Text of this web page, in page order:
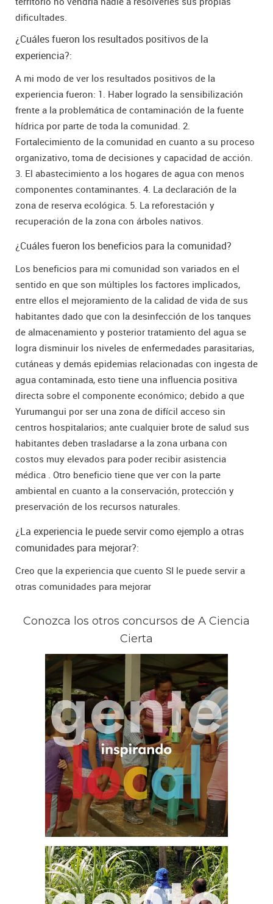
dificultades.
¿Cuáles fueron los resultados positivos de la
experiencia?:
A mi modo de ver los resultados positivos de la
experiencia fueron: 1. Haber logrado la sensibilización
frente a la problemática de contaminación de la fuente
hídrica por parte de toda la comunidad. 2.
Fortalecimiento de la comunidad en cuanto a su proceso
organizativo, toma de decisiones y capacidad de acción.
3. El abastecimiento a los hogares de agua con menos
componentes contaminantes. 4. La declaración de la
zona de reserva ecológica. 5. La reforestación y
recuperación de la zona con árboles nativos.
¿Cuáles fueron los beneficios para la comunidad?
Los beneficios para mi comunidad son variados en el
sentido en que son múltiples los factores implicados,
entre ellos el mejoramiento de la calidad de vida de sus
habitantes dado que con la desinfección de los tanques
de almacenamiento y posterior tratamiento del agua se
logra disminuir los niveles de enfermedades parasitarias,
cutáneas y demás epidemias relacionadas con ingesta de
agua contaminada, esto tiene una influencia positiva
directa sobre el componente económico; debido a que
Yurumangui por ser una zona de difícil acceso sin
centros hospitalarios; ante cualquier brote de salud sus
habitantes deben trasladarse a la zona urbana con
costos muy elevados para poder recibir asistencia
médica . Otro beneficio tiene que ver con la parte
ambiental en cuanto a la conservación, protección y
preservación de los recursos naturales.
¿La experiencia le puede servir como ejemplo a otras
comunidades para mejorar?:
Creo que la experiencia que cuento SI le puede servir a
otras comunidades para mejorar
Conozca los otros concursos de A Ciencia
Cierta